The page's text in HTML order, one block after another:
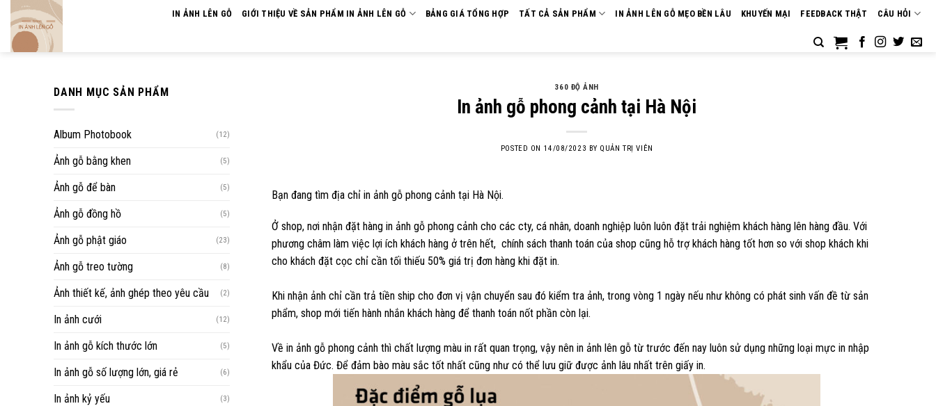
Skip
content
IN ẢNH LÊN GỖ GIỚI THIỆU VỀ SẢN PHẨM IN ẢNH LÊN GỖ BẢNG GIÁ TỔNG HỢP TẤT CẢ SẢN PHẨM IN ẢNH LÊN GỖ MẸO BỀN LÂU KHUYẾN MẠI FEEDBACK THẬT CÂU HỎI
DANH MỤC SẢN PHẨM
Album Photobook (12)
Ảnh gỗ bằng khen (5)
Ảnh gỗ để bàn (5)
Ảnh gỗ đồng hồ (5)
Ảnh gỗ phật giáo (23)
Ảnh gỗ treo tường (8)
Ảnh thiết kế, ảnh ghép theo yêu cầu (2)
In ảnh cưới (12)
In ảnh gỗ kích thước lớn (5)
In ảnh gỗ số lượng lớn, giá rẻ (6)
In ảnh kỷ yếu (3)
360 ĐỘ ẢNH
In ảnh gỗ phong cảnh tại Hà Nội
POSTED ON 14/08/2023 BY QUẢN TRỊ VIÊN
Bạn đang tìm địa chỉ in ảnh gỗ phong cảnh tại Hà Nội.
Ở shop, nơi nhận đặt hàng in ảnh gỗ phong cảnh cho các cty, cá nhân, doanh nghiệp luôn luôn đặt trải nghiệm khách hàng lên hàng đầu. Với
phương châm làm việc lợi ích khách hàng ở trên hết, chính sách thanh toán của shop cũng hỗ trợ khách hàng tốt hơn so với shop khách khi
cho khách đặt cọc chỉ cần tối thiếu 50% giá trị đơn hàng khi đặt in.
Khi nhận ảnh chỉ cần trả tiền ship cho đơn vị vận chuyển sau đó kiểm tra ảnh, trong vòng 1 ngày nếu như không có phát sinh vấn đề từ sản
phẩm, shop mới tiến hành nhắn khách hàng để thanh toán nốt phần còn lại.
Về in ảnh gỗ phong cảnh thì chất lượng màu in rất quan trọng, vậy nên in ảnh lên gỗ từ trước đến nay luôn sử dụng những loại mực in nhập
khẩu của Đức. Để đảm bào màu sắc tốt nhất cũng như có thể lưu giữ được ảnh lâu nhất trên giấy in.